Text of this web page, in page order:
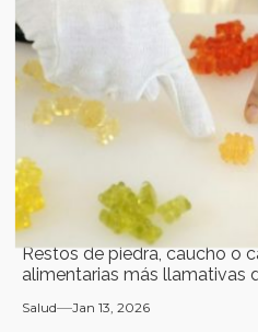
Restos de piedra, caucho o
alimentarias más llamativas
Salud Jan 13, 2026